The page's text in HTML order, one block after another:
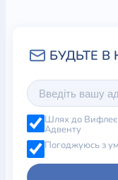
Шлях до
Адвенту
Погоджуюсь з